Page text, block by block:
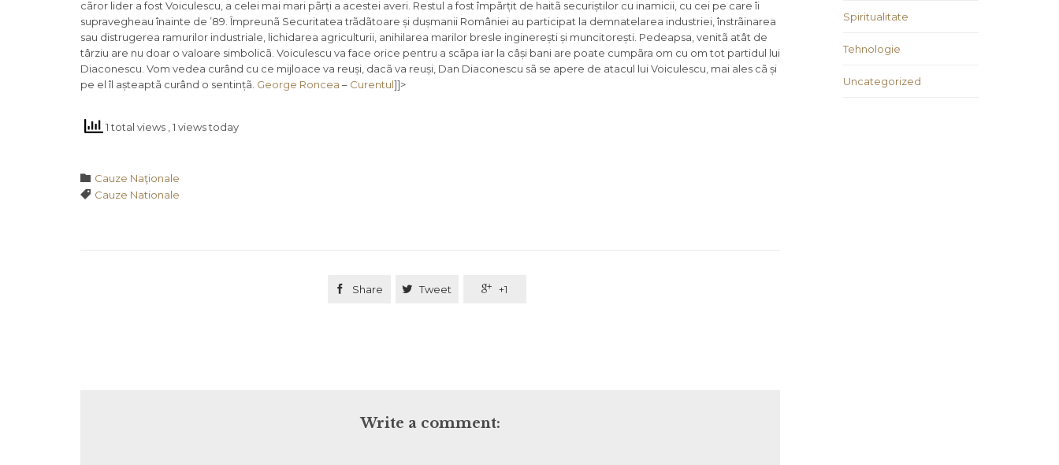
cãror lider a fost Voiculescu, a celei mai mari pãrți a acestei averi. Restul a fost împãrțit de haitã securiștilor cu inamicii, cu cei pe care îi
supravegheau înainte de ’89. Împreunã Securitatea trãdãtoare și dușmanii României au participat la demnatelarea industriei, înstrãinarea
sau distrugerea ramurilor industriale, lichidarea agriculturii, anihilarea marilor bresle inginerești și muncitorești. Pedeapsa, venitã atât de
târziu are nu doar o valoare simbolicã. Voiculescu va face orice pentru a scãpa iar la câși bani are poate cumpãra om cu om tot partidul lui
Diaconescu. Vom vedea curând cu ce mijloace va reuși, dacã va reuși, Dan Diaconescu sã se apere de atacul lui Voiculescu, mai ales cã și
pe el îl așteaptã curând o sentințã. George Roncea – Curentul]]>
1 total views , 1 views today
 Category
Cauze Naţionale
 Tags
Cauze Nationale
 Share  Tweet  +1
Write a comment:
Spiritualitate
Tehnologie
Uncategorized